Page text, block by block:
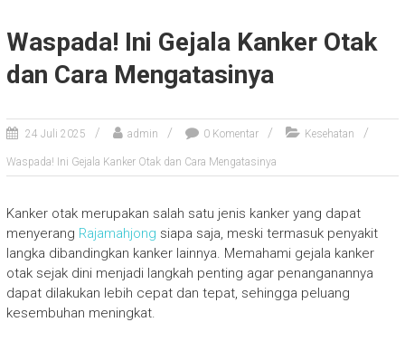
Waspada! Ini Gejala Kanker Otak
dan Cara Mengatasinya
24 Juli 2025 admin 0 Komentar Kesehatan
Waspada! Ini Gejala Kanker Otak dan Cara Mengatasinya
Kanker otak merupakan salah satu jenis kanker yang dapat
menyerang Rajamahjong siapa saja, meski termasuk penyakit
langka dibandingkan kanker lainnya. Memahami gejala kanker
otak sejak dini menjadi langkah penting agar penanganannya
dapat dilakukan lebih cepat dan tepat, sehingga peluang
kesembuhan meningkat.